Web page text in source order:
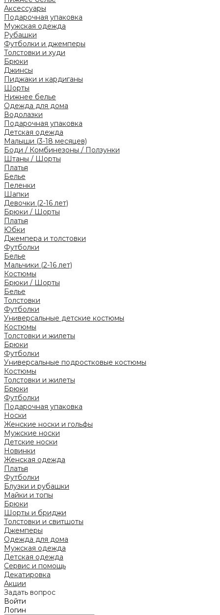
Аксессуары
Подарочная упаковка
Мужская одежда
Рубашки
Футболки и джемперы
Толстовки и худи
Брюки
Джинсы
Пиджаки и кардиганы
Шорты
Нижнее белье
Одежда для дома
Водолазки
Подарочная упаковка
Детская одежда
Малыши (3-18 месяцев)
Боди / Комбинезоны / Ползунки
Штаны / Шорты
Платья
Белье
Пеленки
Шапки
Девочки (2-16 лет)
Брюки / Шорты
Платья
Юбки
Джемпера и толстовки
Футболки
Белье
Мальчики (2-16 лет)
Костюмы
Брюки / Шорты
Белье
Толстовки
Футболки
Универсальные детские костюмы
Костюмы
Толстовки и жилеты
Брюки
Футболки
Универсальные подростковые костюмы
Костюмы
Толстовки и жилеты
Брюки
Футболки
Подарочная упаковка
Носки
Женские носки и гольфы
Мужские носки
Детские носки
Новинки
Женская одежда
Платья
Футболки
Блузки и рубашки
Майки и топы
Брюки
Шорты и бриджи
Толстовки и свитшоты
Джемперы
Одежда для дома
Мужская одежда
Детская одежда
Сервис и помощь
Декатировка
Акции
Задать вопрос
Войти
Логин